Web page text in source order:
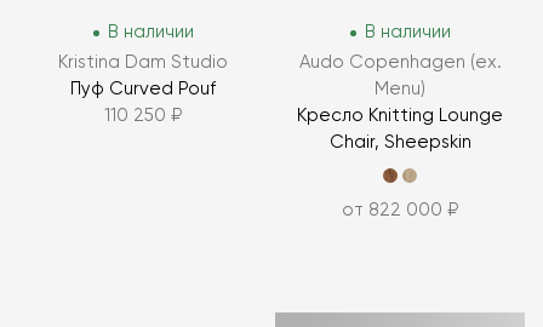
В наличии
Kristina Dam Studio
Пуф Curved Pouf
110 250 ₽
В наличии
Audo Copenhagen (ex.
Menu)
Кресло Knitting Lounge
Chair, Sheepskin
от 822 000 ₽